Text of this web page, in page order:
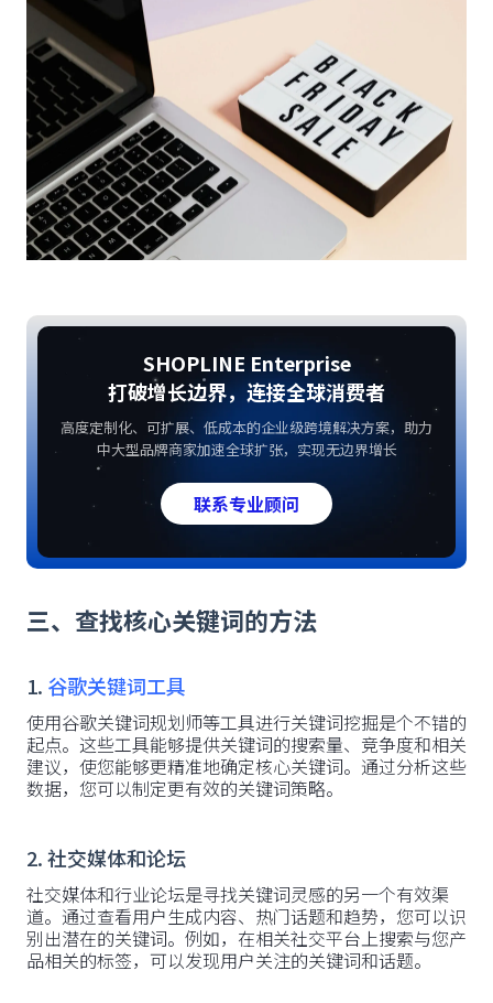
SHOPLINE Enterprise
打破增长边界，连接全球消费者
高度定制化、可扩展、低成本的企业级跨境解决方案，助力
中大型品牌商家加速全球扩张，实现无边界增长
联系专业顾问
三、查找核心关键词的方法
1. 谷歌关键词工具
使用谷歌关键词规划师等工具进行关键词挖掘是个不错的
起点。这些工具能够提供关键词的搜索量、竞争度和相关
建议，使您能够更精准地确定核心关键词。通过分析这些
数据，您可以制定更有效的关键词策略。
2. 社交媒体和论坛
社交媒体和行业论坛是寻找关键词灵感的另一个有效渠
道。通过查看用户生成内容、热门话题和趋势，您可以识
别出潜在的关键词。例如，在相关社交平台上搜索与您产
品相关的标签，可以发现用户关注的关键词和话题。